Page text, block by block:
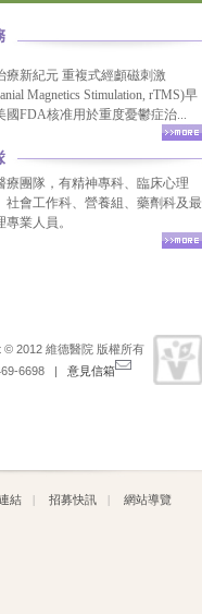
療新紀元 重複式經顱磁刺激
Magnetics Stimulation, rTMS)早
國FDA核准用於重度憂鬱症治...
療團隊，有精神專科、臨床心理
社會工作科、營養組、藥劑科及最
業人員。
© 2012 維德醫院 版權所有
6698 | 意見信箱
結 | 招募快訊 | 網站導覽